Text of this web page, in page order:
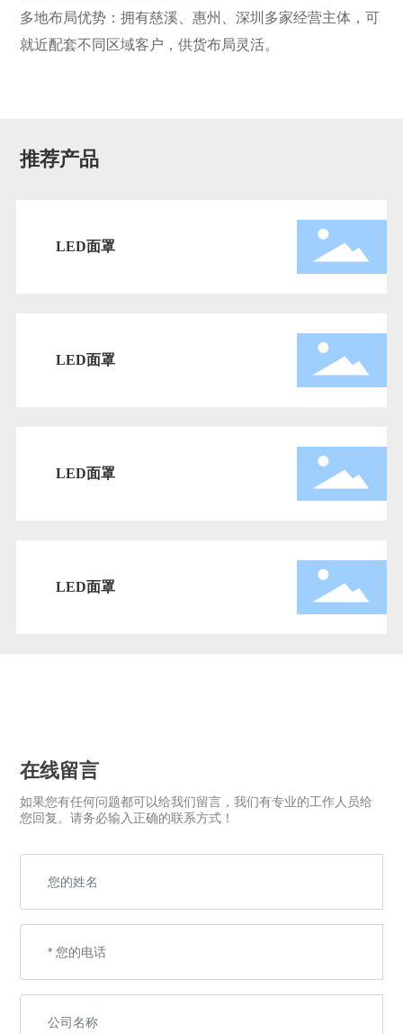
多地布局优势：拥有慈溪、惠州、深圳多家经营主体，可
就近配套不同区域客户，供货布局灵活。
推荐产品
LED面罩
LED面罩
LED面罩
LED面罩
在线留言
如果您有任何问题都可以给我们留言，我们有专业的工作人员给
您回复。请务必输入正确的联系方式！